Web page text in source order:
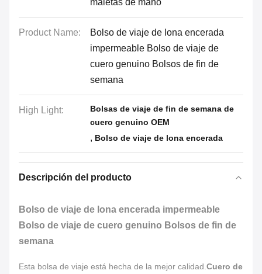
maletas de mano
Product Name:
Bolso de viaje de lona encerada
impermeable Bolso de viaje de
cuero genuino Bolsos de fin de
semana
High Light:
Bolsas de viaje de fin de semana de
cuero genuino OEM
, Bolso de viaje de lona encerada
Descripción del producto
Bolso de viaje de lona encerada impermeable
Bolso de viaje de cuero genuino Bolsos de fin de
semana
Esta bolsa de viaje está hecha de la mejor calidad. Cuero de